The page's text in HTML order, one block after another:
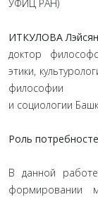
УФИЦ РАН)
ИТКУЛОВА
доктор
этики,
философии
и социологии
Роль
В данной
формировании